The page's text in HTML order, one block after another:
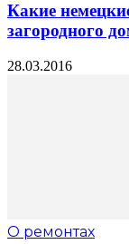
Какие
загородного
28.03.2016
О ремонтах